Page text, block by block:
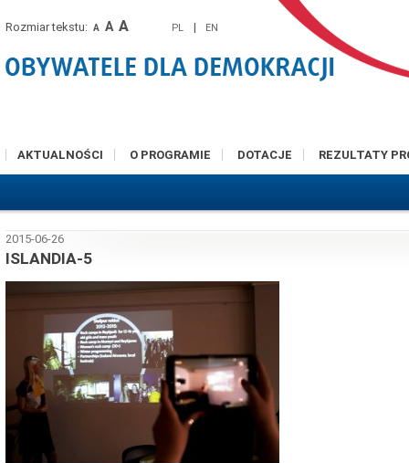
Rozmiar tekstu: A A A PL | EN
AKTUALNOŚCI O PROGRAMIE DOTACJE REZULTATY
2015-06-26
ISLANDIA-5